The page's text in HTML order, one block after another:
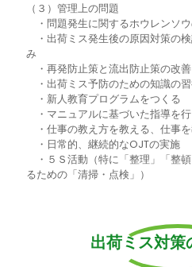
（３）管理上の問題
・問題発生に関するホウレンソ
・出荷ミス発生後の原因対策の
み
・再発防止策と流出防止策の改善
・出荷ミス予防のための知識の
・新人教育プログラムをつくる
・マニュアルに基づいた指導を行
・仕事の教え方を教える、仕事
・日常的、継続的なOJTの実施
・５Ｓ活動（特に「整理」「整
るための「清掃・点検」）
出荷ミス対策